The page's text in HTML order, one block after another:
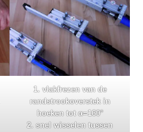
1. vlakfrezen van de
randstrookoverstek in
hoeken tot α=160°
2. snel wisselen tussen